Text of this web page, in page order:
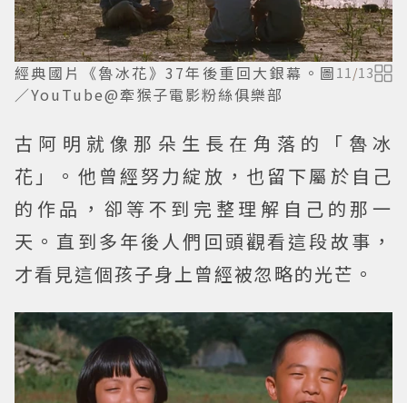
經典國片《魯冰花》37年後重回大銀幕。圖
／YouTube@牽猴子電影粉絲俱樂部
11/13
古阿明就像那朵生長在角落的「魯冰
花」。他曾經努力綻放，也留下屬於自己
的作品，卻等不到完整理解自己的那一
天。直到多年後人們回頭觀看這段故事，
才看見這個孩子身上曾經被忽略的光芒。